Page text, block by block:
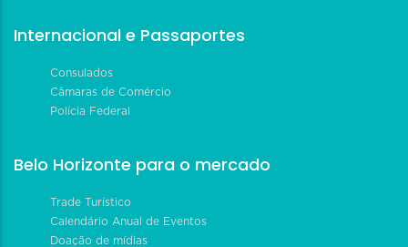
Internacional e Passaportes
Consulados
Câmaras de Comércio
Polícia Federal
Belo Horizonte para o mercado
Trade Turístico
Calendário Anual de Eventos
Doação de mídias